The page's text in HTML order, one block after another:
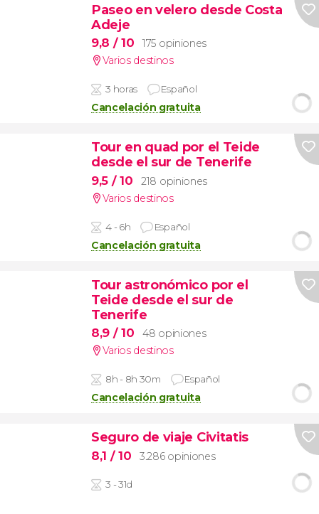
Paseo en velero desde Costa
Adeje
9,8 / 10
175 opiniones
Varios destinos
3 horas Español
Cancelación gratuita
Tour en quad por el Teide
desde el sur de Tenerife
9,5 / 10
218 opiniones
Varios destinos
4 - 6h Español
Cancelación gratuita
Tour astronómico por el
Teide desde el sur de
Tenerife
8,9 / 10
48 opiniones
Varios destinos
8h - 8h 30m Español
Cancelación gratuita
Seguro de viaje Civitatis
8,1 / 10 3.286 opiniones
3 - 31d